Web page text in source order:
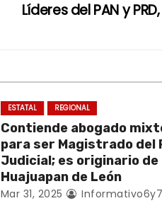
Líderes del PAN y
ESTATAL REGIONAL
Contiende abogado
para ser Magistrado del
Judicial; es originario de
Huajuapan de León
Mar 31, 2025 Informativo6y7